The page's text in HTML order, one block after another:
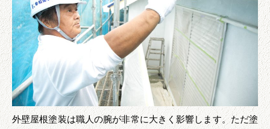
外壁屋根塗装は職人の腕が非常に大きく影響します。ただ塗